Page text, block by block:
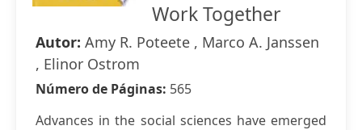
Work Together
Autor: Amy R. Poteete , Marco A. Janssen
, Elinor Ostrom
Número de Páginas: 565
Advances in the social sciences have emerged